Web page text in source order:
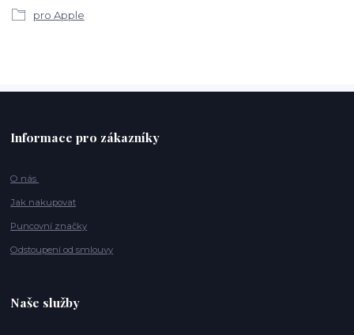
pro Apple
Informace pro zákazníky
O nás
Jak nakupovat
Puncovní značky
Odstoupení od smlouvy
Naše služby